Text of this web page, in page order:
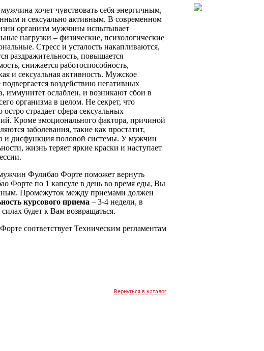
хочет чувствовать себя энергичным,
и сексуально активным. В современном
организм мужчины испытывает
нагрузки – физические, психологические
Стресс и усталость накапливаются,
раздражительность, повышается
снижается работоспособность,
и сексуальная активность. Мужское
подвергается воздействию негативных
иммунитет ослаблен, и возникают сбои в
организма в целом. Не секрет, что
остро страдает сфера сексуальных
Кроме эмоционального фактора, причиной
заболевания, такие как простатит,
и дисфункция половой системы. У мужчин
жизнь теряет яркие краски и наступает
Фулибао Форте поможет вернуть
Форте по 1 капсуле в день во время еды, Вы
Промежуток между приемами должен
курсового приема – 3-4 недели, в
будет к Вам возвращаться.
соответствует Техническим регламентам
Вернуться в каталог